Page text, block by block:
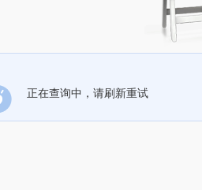
正在查询中，请刷新重试